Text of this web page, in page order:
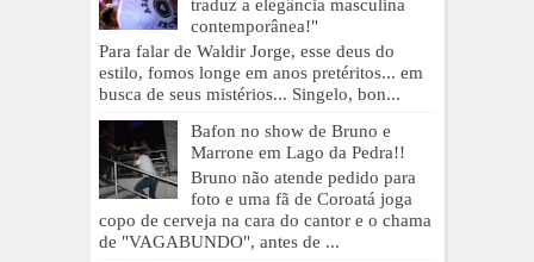
traduz a elegância masculina
contemporânea!"
Para falar de Waldir Jorge, esse deus do
estilo, fomos longe em anos pretéritos... em
busca de seus mistérios... Singelo, bon...
Bafon no show de Bruno e
Marrone em Lago da Pedra!!
Bruno não atende pedido para
foto e uma fã de Coroatá joga
copo de cerveja na cara do cantor e o chama
de "VAGABUNDO", antes de ...